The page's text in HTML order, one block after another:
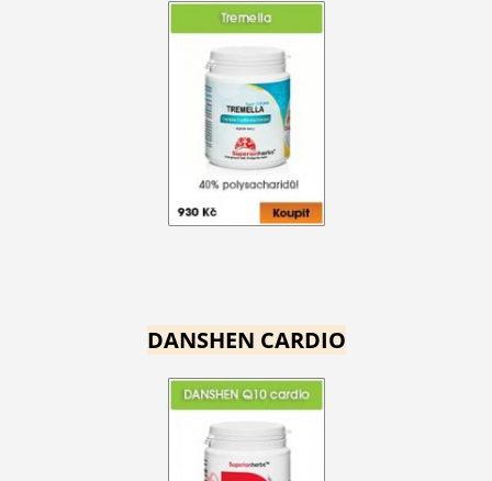
DANSHEN CARDIO